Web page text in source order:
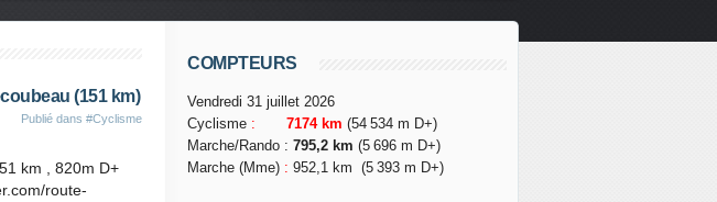
(151 km)
Publié dans #Cyclisme
km , 820m D+
route-
COMPTEURS
Vendredi 31 juillet 2026
Cyclisme : 7174 km (54 534 m D+)
Marche/Rando : 795,2 km (5 696 m D+)
Marche (Mme) : 952,1 km (5 393 m D+)